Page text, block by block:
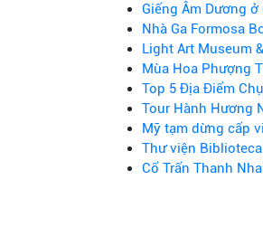
Giếng Âm Dương
Nhà Ga Formosa
Light Art Museum
Mùa Hoa Phượng
Top 5 Địa Điểm
Tour Hành Hương
Mỹ tạm dừng cấp
Thư viện
Cổ Trấn Thanh